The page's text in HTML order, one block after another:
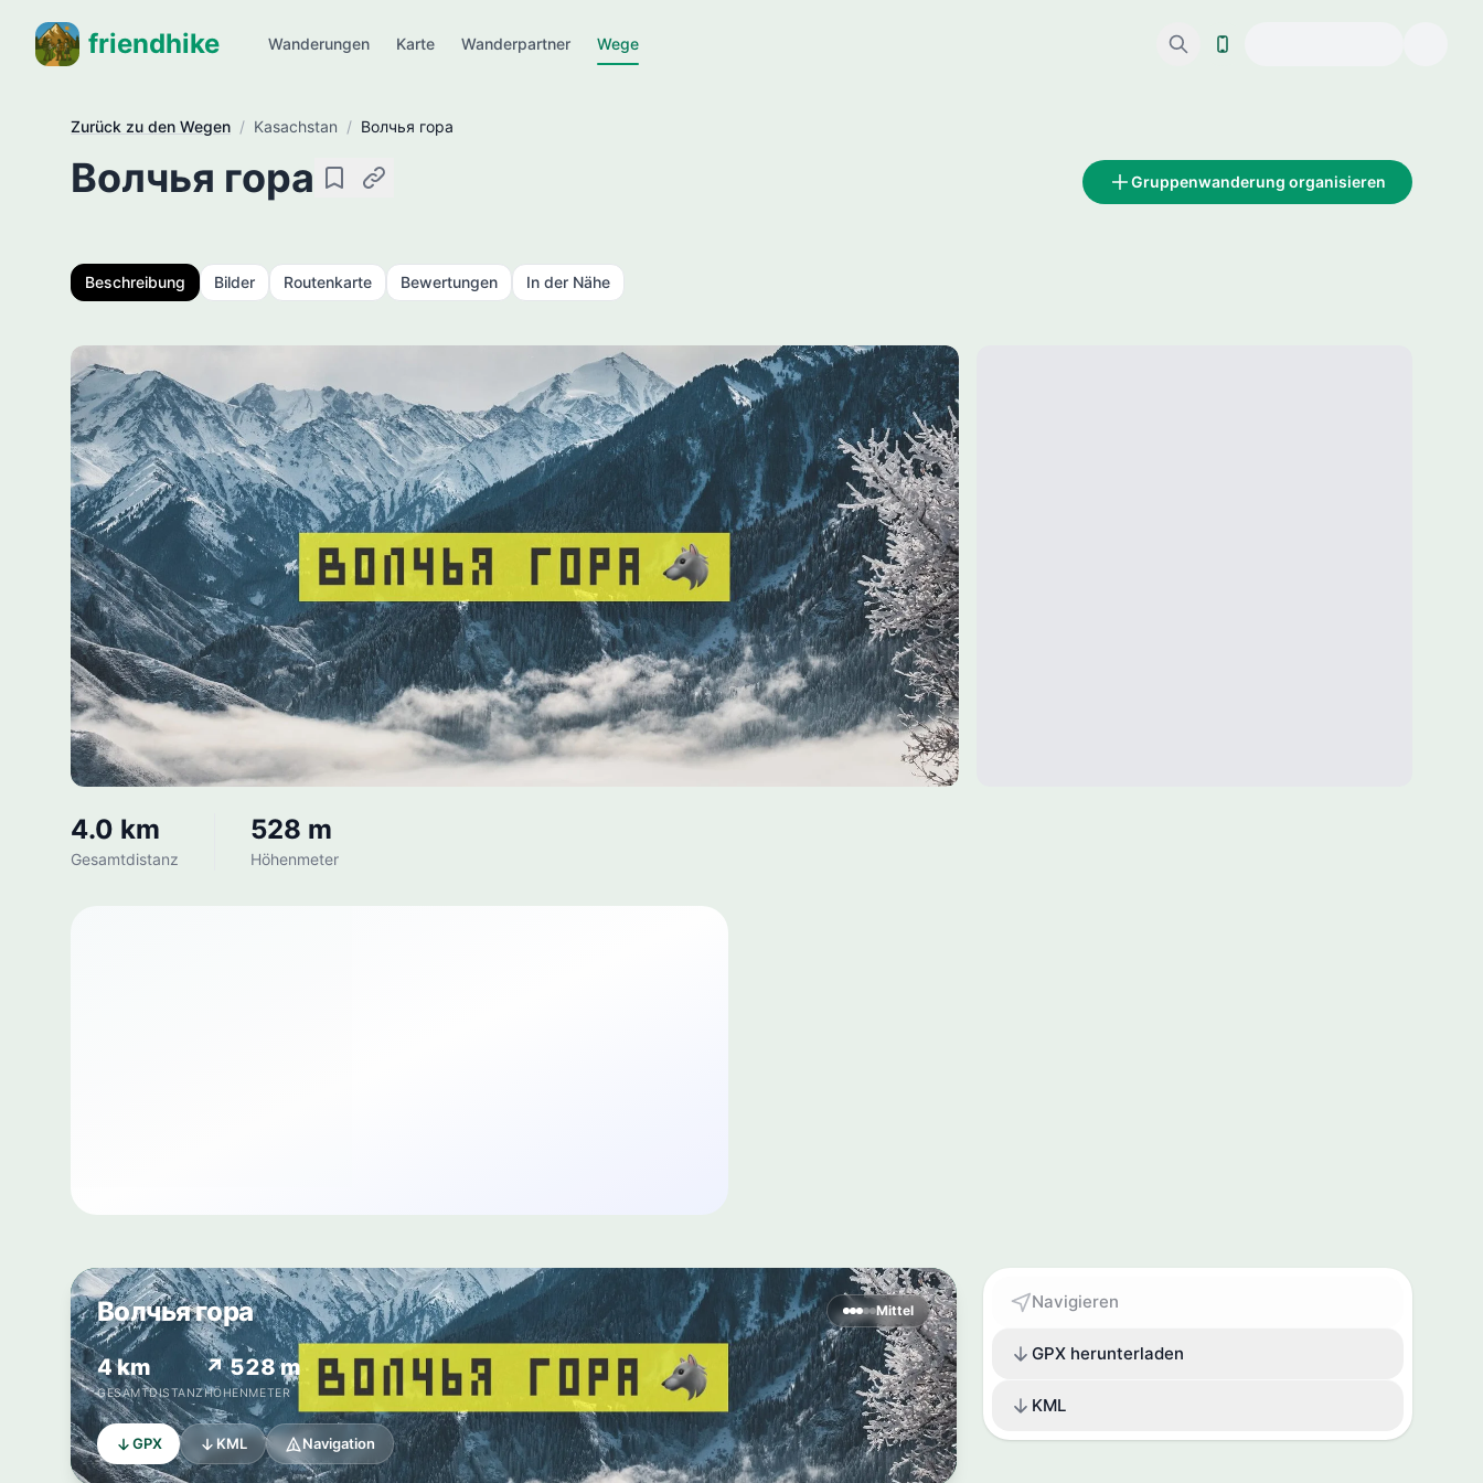
friendhike Wanderungen Karte Wanderpartner Wege
Zurück zu den Wegen / Kasachstan / Волчья гора
Волчья гора SpeichernLink kopieren Gruppenwanderung organisieren
Beschreibung Bilder Routenkarte Bewertungen In der Nähe
4.0 km
Gesamtdistanz
528 m
Höhenmeter
Волчья гора Mittel
4 km
GESAMTDISTANZ
↗ 528 m
HÖHENMETER
GPX KML Navigation
Navigieren
GPX herunterladen
KML